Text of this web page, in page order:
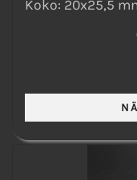
Koko: 20x25,5